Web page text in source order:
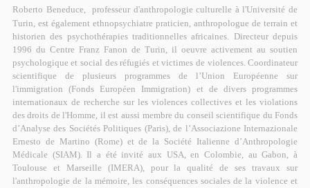
Roberto Beneduce,
professeur d'anthropologie culturelle à l'Université de
Turin, est également ethnopsychiatre praticien, anthropologue de terrain et
historien des psychothérapies traditionnelles africaines. Directeur depuis
1996 du Centre Franz Fanon de Turin, il oeuvre activement au soutien
psychologique et social des réfugiés et victimes de violences. Coordinateur
scientifique de plusieurs programmes de l’Union Européenne sur
l'immigration (Fonds Européen Immigration) et de divers programmes
internationaux de recherche sur les violences collectives et les violations
des droits de l'Homme, il est aussi membre du conseil scientifique du Fonds
d’Analyse des Sociétés Politiques (Paris), de l’Associazione Internazionale
Ernesto de Martino (Rome) et de la Société Italienne d’Anthropologie
Médicale (SIAM). Il a été invité aux USA, en Colombie, au Gabon, à
Toulouse et Marseille (IMERA), pour la qualité de ses travaux sur
l'anthropologie de la mémoire, les conséquences sociales de la violence et